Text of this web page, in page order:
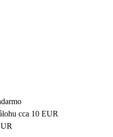
cca 10 EUR